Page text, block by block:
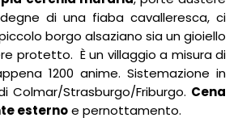
di una fiaba cavalleresca, ci
borgo alsaziano sia un gioiello
protetto. È un villaggio a misura di
1200 anime. Sistemazione in
Colmar/Strasburgo/Friburgo. Cena
esternoe pernottamento.